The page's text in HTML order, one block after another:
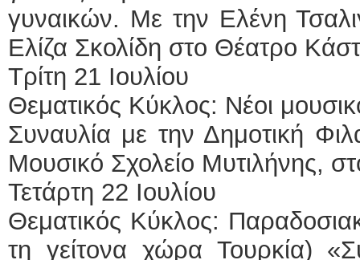
γυναικών. Με την Ελένη
Ελίζα Σκολίδη στο Θέατρο
Τρίτη 21 Ιουλίου
Θεματικός Κύκλος: Νέοι
Συναυλία με την Δημοτική
Μουσικό Σχολείο Μυτιλήνης,
Τετάρτη 22 Ιουλίου
Θεματικός Κύκλος:
τη γείτονα χώρα Τουρκία)